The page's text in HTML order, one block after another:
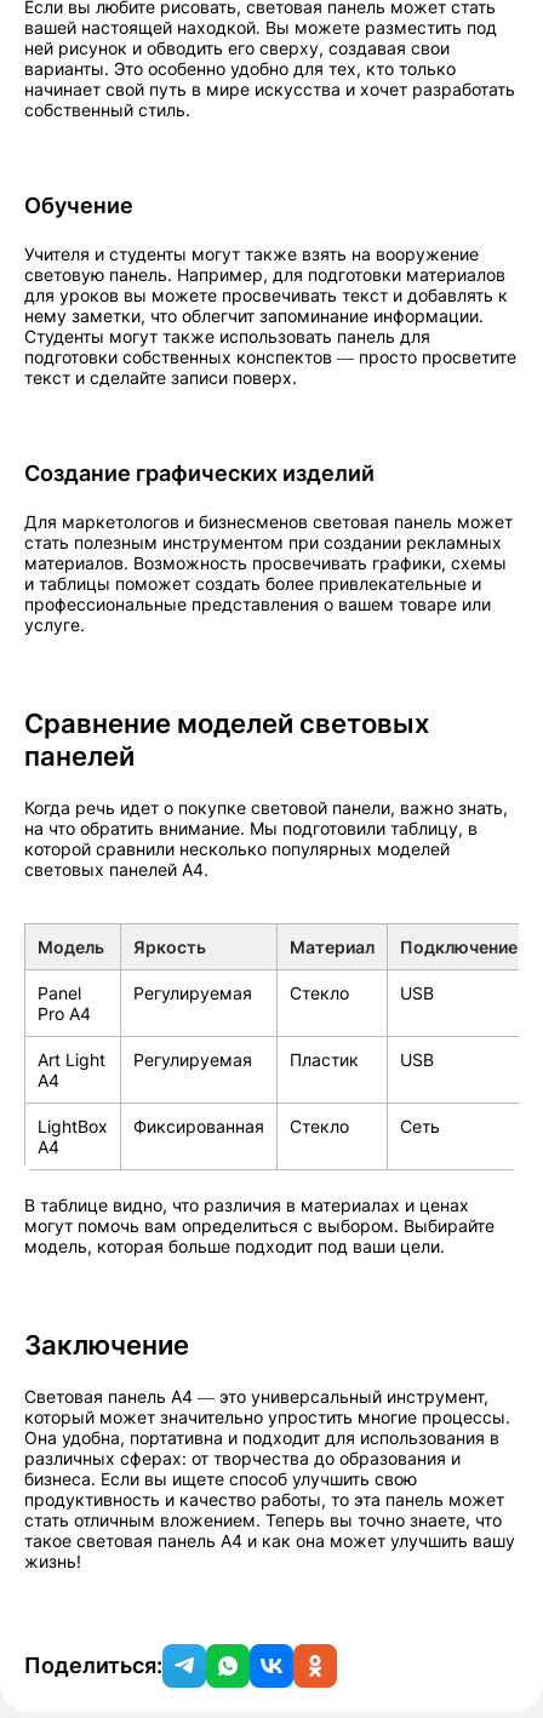
Если вы любите рисовать, световая панель может стать
вашей настоящей находкой. Вы можете разместить под
ней рисунок и обводить его сверху, создавая свои
варианты. Это особенно удобно для тех, кто только
начинает свой путь в мире искусства и хочет разработать
собственный стиль.
Обучение
Учителя и студенты могут также взять на вооружение
световую панель. Например, для подготовки материалов
для уроков вы можете просвечивать текст и добавлять к
нему заметки, что облегчит запоминание информации.
Студенты могут также использовать панель для
подготовки собственных конспектов — просто просветите
текст и сделайте записи поверх.
Создание графических изделий
Для маркетологов и бизнесменов световая панель может
стать полезным инструментом при создании рекламных
материалов. Возможность просвечивать графики, схемы
и таблицы поможет создать более привлекательные и
профессиональные представления о вашем товаре или
услуге.
Сравнение моделей световых
панелей
Когда речь идет о покупке световой панели, важно знать,
на что обратить внимание. Мы подготовили таблицу, в
которой сравнили несколько популярных моделей
световых панелей А4.
Модель Яркость Материал Подключение
Panel
Pro A4
Регулируемая Стекло USB
Art Light
A4
Регулируемая Пластик USB
LightBox
A4
Фиксированная Стекло Сеть
В таблице видно, что различия в материалах и ценах
могут помочь вам определиться с выбором. Выбирайте
модель, которая больше подходит под ваши цели.
Заключение
Световая панель А4 — это универсальный инструмент,
который может значительно упростить многие процессы.
Она удобна, портативна и подходит для использования в
различных сферах: от творчества до образования и
бизнеса. Если вы ищете способ улучшить свою
продуктивность и качество работы, то эта панель может
стать отличным вложением. Теперь вы точно знаете, что
такое световая панель А4 и как она может улучшить вашу
жизнь!
Поделиться: